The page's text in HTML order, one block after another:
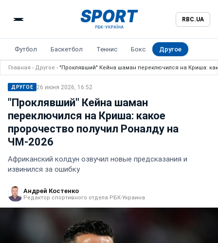
RBC.UA
Футбол Баскетбол Теннис Бокс Другое
Главная › Другое › "Проклявший" Кейна шаман переключился на Криша:
ДРУГОЕ 26 июня 2026, 16:52
"Проклявший" Кейна шаман
переключился на Криша: какое
пророчество получил Роналду на
ЧМ-2026
Африканский колдун озвучил новые предсказания и
извинился за ошибку
Андрей Костенко
Редактор спортивного отдела РБК-Украина